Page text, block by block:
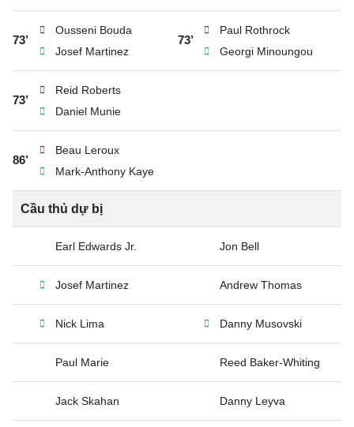
73’
Ousseni Bouda
Josef Martinez
73’
Paul Rothrock
Georgi Minoungou
73’
Reid Roberts
Daniel Munie
86’
Beau Leroux
Mark-Anthony Kaye
Cầu thủ dự bị
Earl Edwards Jr. Jon Bell
Josef Martinez Andrew Thomas
Nick Lima Danny Musovski
Paul Marie Reed Baker-Whiting
Jack Skahan Danny Leyva